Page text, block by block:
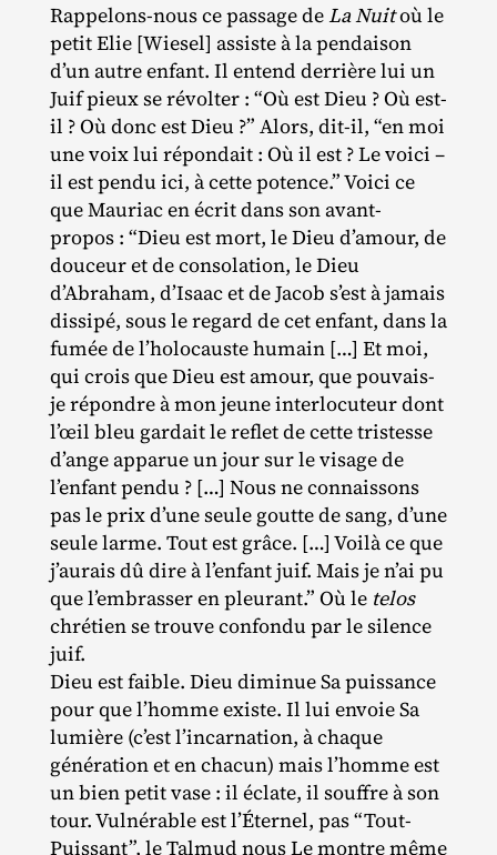
Rappelons‐​nous ce passage deLa Nuitoù le
petit Elie [Wiesel] assiste à la pendaison
d’un autre enfant. Il entend derrière lui un
Juif pieux se révolter : “Où est Dieu ? Où est‐​
il ? Où donc est Dieu ?” Alors, dit‐​il, “en moi
une voix lui répondait : Où il est ? Le voici –
il est pendu ici, à cette potence.” Voici ce
que Mauriac en écrit dans son avant‐​
propos : “Dieu est mort, le Dieu d’amour, de
douceur et de consolation, le Dieu
d’Abraham, d’Isaac et de Jacob s’est à jamais
dissipé, sous le regard de cet enfant, dans la
fumée de l’holocauste humain […] Et moi,
qui crois que Dieu est amour, que pouvais‐​
je répondre à mon jeune interlocuteur dont
l’œil bleu gardait le reflet de cette tristesse
d’ange apparue un jour sur le visage de
l’enfant pendu ? […] Nous ne connaissons
pas le prix d’une seule goutte de sang, d’une
seule larme. Tout est grâce. […] Voilà ce que
j’aurais dû dire à l’enfant juif. Mais je n’ai pu
que l’embrasser en pleurant.” Où le telos
chrétien se trouve confondu par le silence
juif.
Dieu est faible. Dieu diminue Sa puissance
pour que l’homme existe. Il lui envoie Sa
lumière (c’est l’incarnation, à chaque
génération et en chacun) mais l’homme est
un bien petit vase : il éclate, il souffre à son
tour. Vulnérable est l’Éternel, pas “Tout‐​
Puissant”, le Talmud nous Le montre même